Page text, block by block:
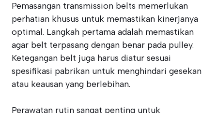
Pemasangan transmission belts memerlukan
perhatian khusus untuk memastikan kinerjanya
optimal. Langkah pertama adalah memastikan
agar belt terpasang dengan benar pada pulley.
Ketegangan belt juga harus diatur sesuai
spesifikasi pabrikan untuk menghindari gesekan
atau keausan yang berlebihan.
Perawatan rutin sangat penting untuk